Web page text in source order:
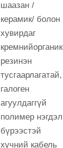
шаазан /
керамик/ болон
хувирдаг
кремнийорганик
резинэн
тусгаарлагатай,
галоген
агуулдаггүй
полимер нэгдэл
бүрээстэй
хүчний кабель